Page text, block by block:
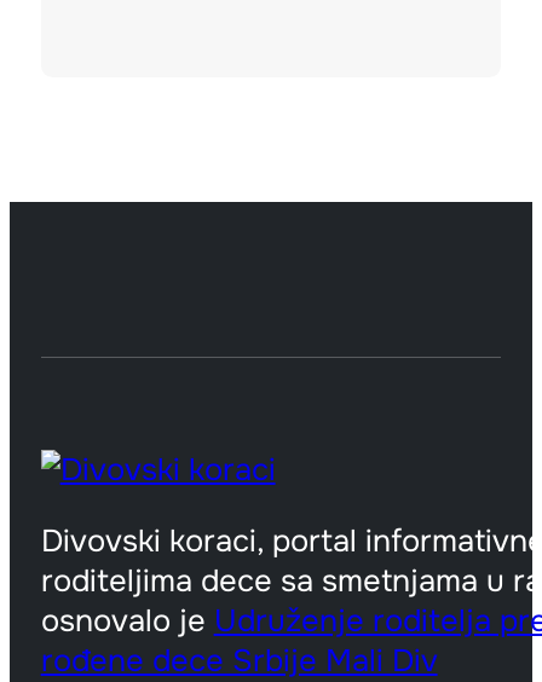
Divovski koraci, portal
roditeljima dece sa smetnjama u
osnovalo je Udruženje roditelja
rođene dece Srbije Mali Div